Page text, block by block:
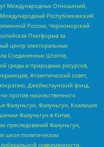
Международных Отношений,
Международный Республиканский
России, Черноморский
Платформа за
центр электоральных
Соединенных Штатов,
среды и природных ресурсов,
Атлантический совет,
Джеймстаунский фонд,
против насильственного
Фалуньгун, Фалуньгун, Коалиция
Фалуньгун в Китае,
преследований Фалуньгун,
школ политических
современности,